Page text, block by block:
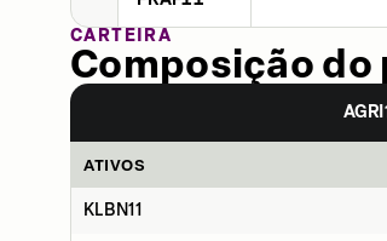
CARTEIRA
Composição
ATIVOS
KLBN11